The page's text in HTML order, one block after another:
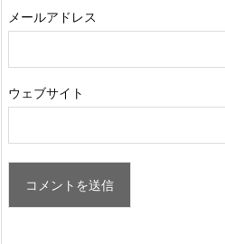
メールアドレス
ウェブサイト